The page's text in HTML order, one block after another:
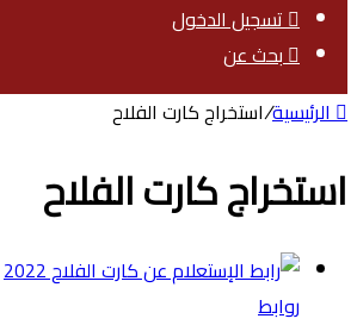
تسجيل الدخول
بحث عن
الرئيسية/استخراج كارت الفلاح
استخراج كارت الفلاح
روابط